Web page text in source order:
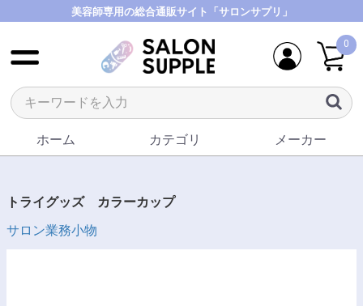
美容師専用の総合通販サイト「サロンサプリ」
0
ホーム カテゴリ メーカー
トライグッズ カラーカップ
サロン業務小物